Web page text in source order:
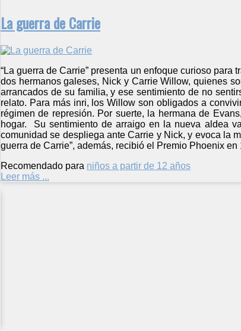
La guerra de Carrie
“La guerra de Carrie” presenta un enfoque curioso
dos hermanos galeses, Nick y Carrie Willow, quienes
arrancados de su familia, y ese sentimiento de no
relato. Para más inri, los Willow son obligados a
régimen de represión. Por suerte, la hermana de
hogar. Su sentimiento de arraigo en la nueva aldea
comunidad se despliega ante Carrie y Nick, y evoca la
guerra de Carrie”, además, recibió el Premio Phoenix
Recomendado para niños a partir de 12 años
Leer más ...